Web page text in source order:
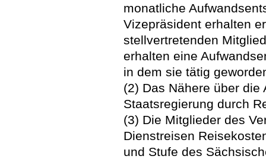
monatliche
Vizepräsident erhalten
stellvertretenden
erhalten eine
in dem sie tätig
(2) Das Nähere über
Staatsregierung durch
(3) Die Mitglieder des
Dienstreisen
und Stufe des